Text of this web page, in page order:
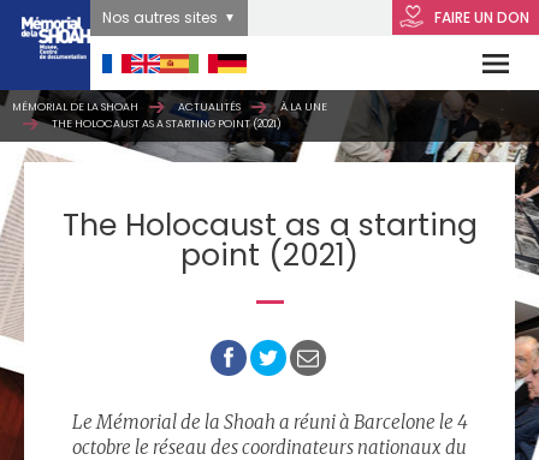
FAIRE UN DON
Nos autres sites
MÉMORIAL DE LA SHOAH ACTUALITÉS
À LA UNE
THE HOLOCAUST AS A STARTING POINT (2021)
The Holocaust as a starting
point (2021)
Le Mémorial de la Shoah a réuni à Barcelone le 4
octobre le réseau des coordinateurs nationaux du